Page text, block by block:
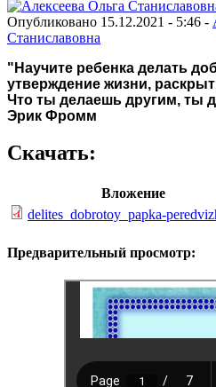
Опубликовано 15.12.2021 - 5:46 -
Станиславовна
"Научите ребенка делать
утверждение жизни,
Что ты делаешь другим, ты
Эрик Фромм
Скачать:
Вложение
delites_dobrotoy_papka-
Предварительный просмотр: